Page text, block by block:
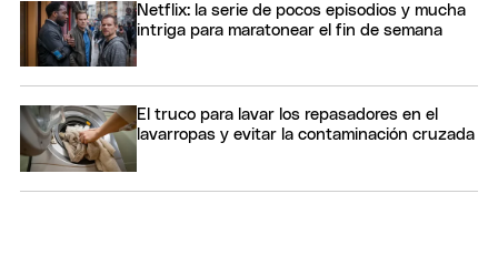
Netflix: la serie de pocos episodios y mucha
intriga para maratonear el fin de semana
El truco para lavar los repasadores en el
lavarropas y evitar la contaminación cruzada